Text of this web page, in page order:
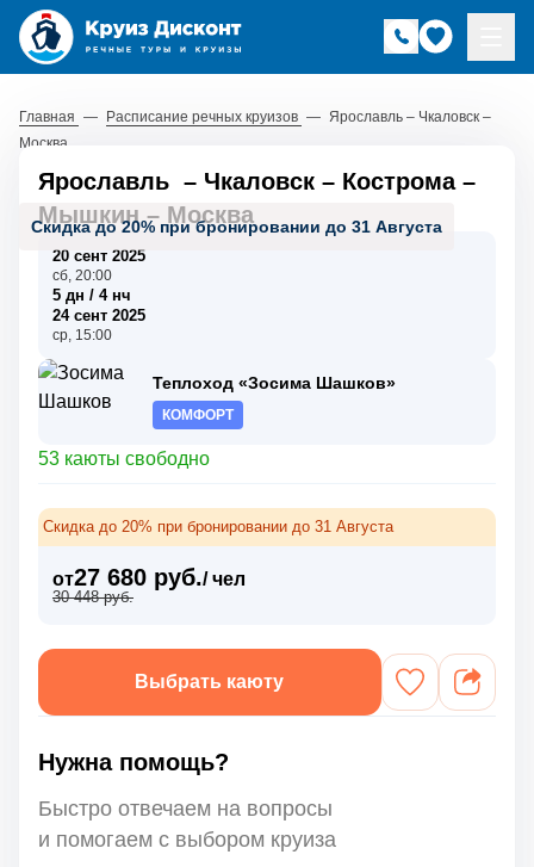
Главная — Расписание речных круизов — Ярославль – Чкаловск –
Москва
Скидка до 20% при бронировании до 31 Августа
Ярославль – Чкаловск – Кострома–
Мышкин– Москва
20 сент 2025
сб, 20:00
5 дн / 4 нч
24 сент 2025
ср, 15:00
Теплоход «Зосима Шашков»
КОМФОРТ
53 каюты свободно
Скидка до 20% при бронировании до 31 Августа
от27 680 руб./ чел
30 448 руб.
Выбрать каюту
Нужна помощь?
Быстро отвечаем на вопросы
и помогаем с выбором круиза